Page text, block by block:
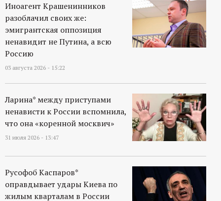
Иноагент Крашенинников
разоблачил своих же:
эмигрантская оппозиция
ненавидит не Путина, а всю
Россию
03 августа 2026 - 15:22
Ларина* между приступами
ненависти к России вспомнила,
что она «коренной москвич»
31 июля 2026 - 13:47
Русофоб Каспаров*
оправдывает удары Киева по
жилым кварталам в России